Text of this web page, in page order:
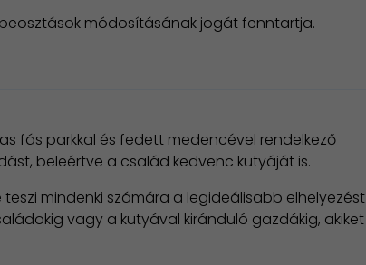
módosításának jogát fenntartja.
fás parkkal és fedett medencével rendelkező
beleértve a család kedvenc kutyáját is.
mindenki számára a legideálisabb elhelyezést
vagy a kutyával kiránduló gazdákig, akiket